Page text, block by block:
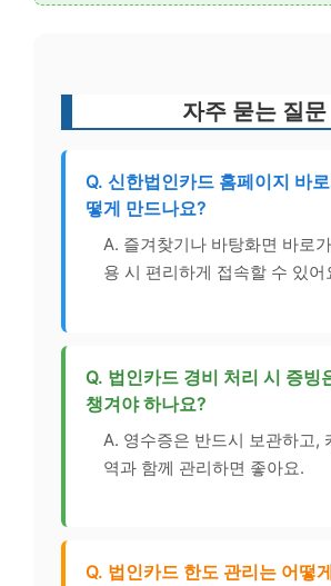
자주 묻는 질문
Q. 신한법인카드 홈페이지 바
떻게 만드나요?
A. 즐겨찾기나 바탕화면 바로
용 시 편리하게 접속할 수 있어
Q. 법인카드 경비 처리 시 증빙
챙겨야 하나요?
A. 영수증은 반드시 보관하고,
역과 함께 관리하면 좋아요.
Q. 법인카드 한도 관리는 어떻